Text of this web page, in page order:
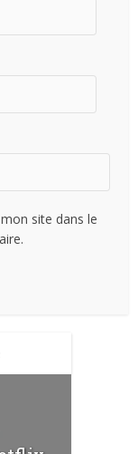
site dans le